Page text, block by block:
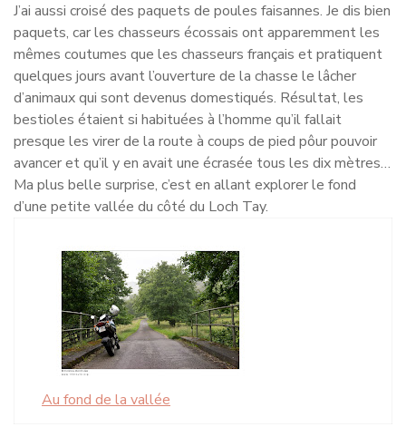
J’ai aussi croisé des paquets de poules faisannes. Je dis bien
paquets, car les chasseurs écossais ont apparemment les
mêmes coutumes que les chasseurs français et pratiquent
quelques jours avant l’ouverture de la chasse le lâcher
d’animaux qui sont devenus domestiqués. Résultat, les
bestioles étaient si habituées à l’homme qu’il fallait
presque les virer de la route à coups de pied pôur pouvoir
avancer et qu’il y en avait une écrasée tous les dix mètres…
Ma plus belle surprise, c’est en allant explorer le fond
d’une petite vallée du côté du Loch Tay.
Au fond de la vallée